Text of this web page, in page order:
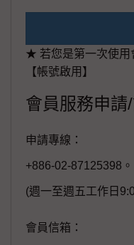
★ 若您是第一次使用
【帳號啟用】
會員服務申請
申請專線：
+886-02-87125398。
(週一至週五工作日
會員信箱：